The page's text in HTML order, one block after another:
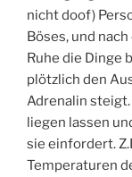
nicht doof)
Böses, und
Ruhe die Dinge
plötzlich den
Adrenalin
liegen lassen
sie einfordert.
Temperaturen